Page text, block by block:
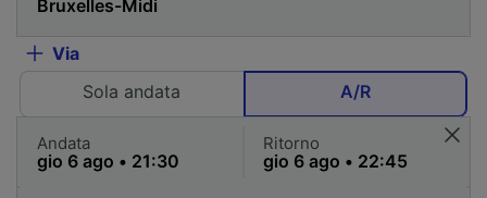
Via
Sola andata
A/R
Andata Ritorno